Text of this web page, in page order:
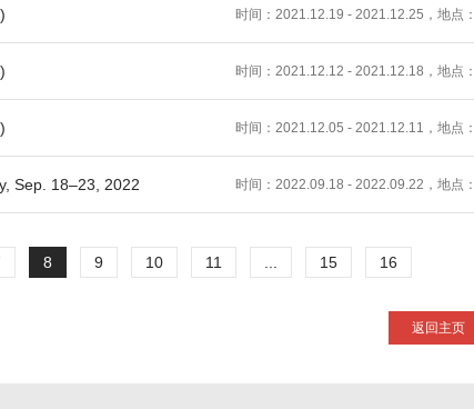
时间：2021.12.19 - 2021.12.25，地点：
时间：2021.12.12 - 2021.12.18，地点：
时间：2021.12.05 - 2021.12.11，地点：
Sep. 18–23, 2022 时间：2022.09.18 - 2022.09.22，地点：
8 9 10 11 15
16
返回主页